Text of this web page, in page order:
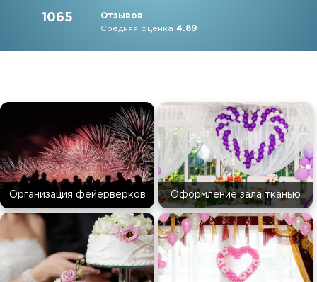
1065
Отзывов
Средняя оценка4.89
Организация фейерверков Оформление зала тканью